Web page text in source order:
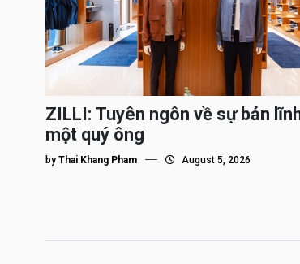
ZILLI: Tuyên ngôn về sự bản
một quý ông
by Thai Khang Pham August 5, 2026